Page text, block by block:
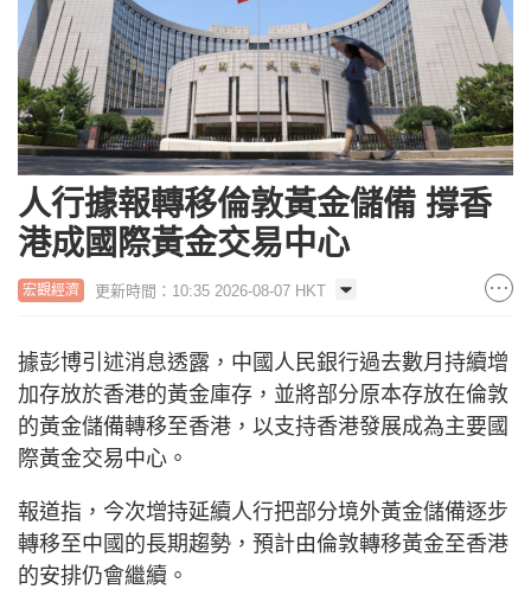
人行據報轉移倫敦黃金儲備 撐香
港成國際黃金交易中心
宏觀經濟 更新時間：10:35 2026-08-07 HKT
據彭博引述消息透露，中國人民銀行過去數月持續增
加存放於香港的黃金庫存，並將部分原本存放在倫敦
的黃金儲備轉移至香港，以支持香港發展成為主要國
際黃金交易中心。
報道指，今次增持延續人行把部分境外黃金儲備逐步
轉移至中國的長期趨勢，預計由倫敦轉移黃金至香港
的安排仍會繼續。